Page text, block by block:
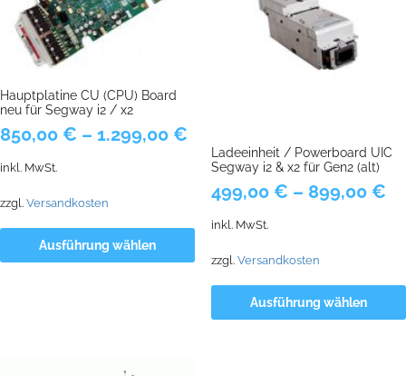
Hauptplatine CU (CPU) Board
neu für Segway i2 / x2
850,00 € – 1.299,00 €
inkl. MwSt.
zzgl. Versandkosten
Ausführung wählen
Ladeeinheit / Powerboard UIC
Segway i2 & x2 für Gen2 (alt)
499,00 € – 899,00 €
inkl. MwSt.
zzgl. Versandkosten
Ausführung wählen